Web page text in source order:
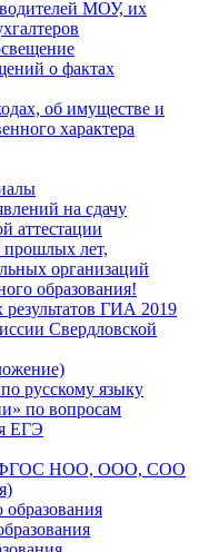
МОУ, их
о фактах
об имуществе и
характера
на сдачу
аттестации
лет,
организаций
образования!
ГИА 2019
Свердловской
русскому языку
по вопросам
ЕГЭ
ФГОС НОО, ООО, СОО